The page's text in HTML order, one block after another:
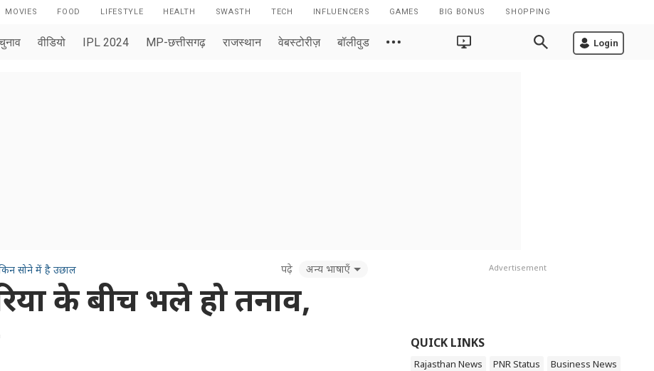
MOVIES FOOD LIFESTYLE HEALTH SWASTH TECH INFLUENCERS GAMES BIG BONUS SHOPPING
वीडियो IPL 2024 MP-छत्तीसगढ़ राजस्थान वेबस्टोरीज़ बॉलीवुड Login
सोने में है उछाल पढ़े अन्य भाषाएँ
के बीच भले हो तनाव,
Advertisement
QUICK LINKS
Rajasthan News PNR Status
Business News